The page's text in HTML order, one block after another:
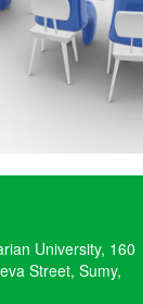
University, 160
Street, Sumy,